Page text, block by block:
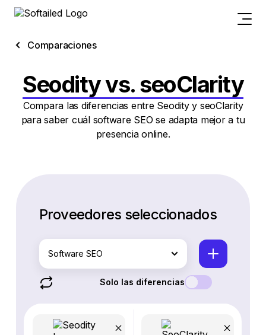
Comparaciones
Seodity vs. seoClarity
Compara las diferencias entre Seodity y seoClarity
para saber cuál software SEO se adapta mejor a tu
presencia online.
Proveedores seleccionados
Software SEO
Solo las diferencias